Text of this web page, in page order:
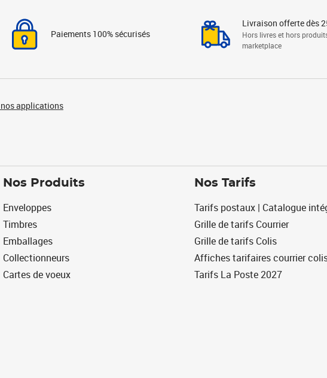
Paiements 100% sécurisés
Livraison offerte dès
Hors livres et hors
marketplace
applications
Nos Produits
Enveloppes
Timbres
Emballages
Collectionneurs
Cartes de voeux
Nos Tarifs
Tarifs postaux | Catalogue
Grille de tarifs Courrier
Grille de tarifs Colis
Affiches tarifaires courrier
Tarifs La Poste 2027